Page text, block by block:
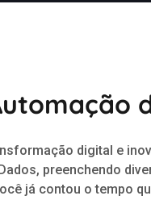
digital e
preenchendo
já contou o tempo